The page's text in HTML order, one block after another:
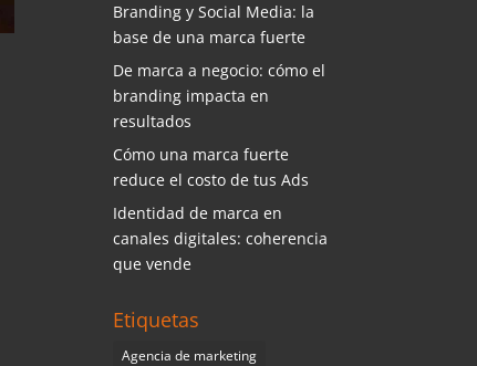
Branding y Social Media: la
base de una marca fuerte
De marca a negocio: cómo el
branding impacta en
resultados
Cómo una marca fuerte
reduce el costo de tus Ads
Identidad de marca en
canales digitales: coherencia
que vende
Etiquetas
Agencia de marketing